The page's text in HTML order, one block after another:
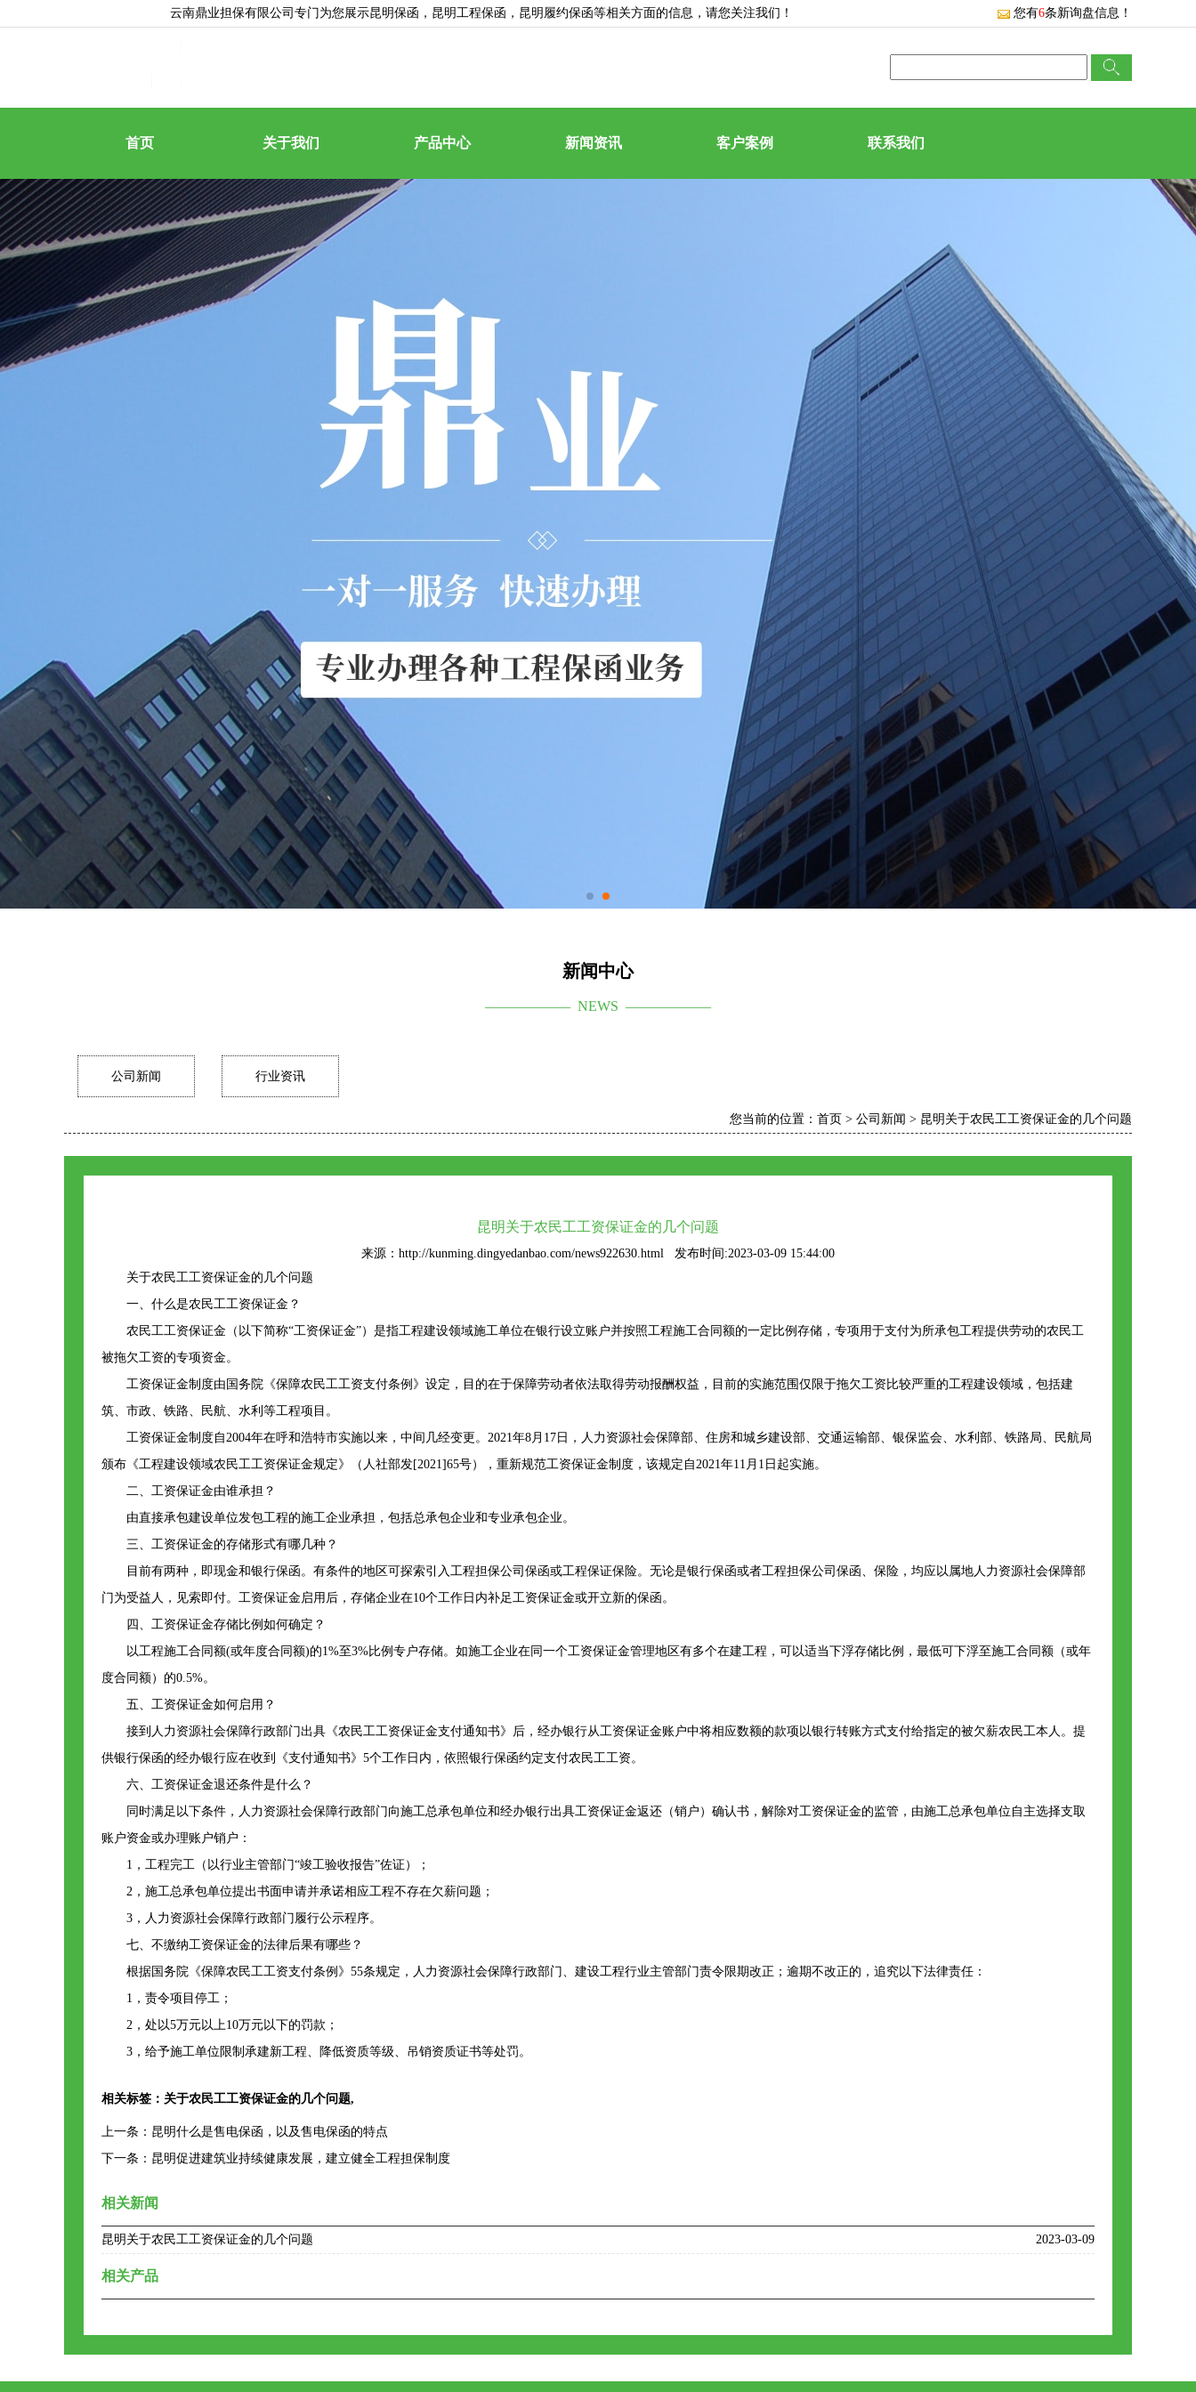
云南鼎业担保有限公司专门为您展示昆明保函 ，昆明工程保函，昆明履约保函等相关方面的信息，请您关注我们！ 您有6条新询盘信息！
首页 关于我们 产品中心 新闻资讯 客户案例 联系我们
新闻中心
—————— NEWS ——————
公司新闻 行业资讯
您当前的位置： 首页 > 公司新闻 > 昆明关于农民工工资保证金的几个问题
昆明关于农民工工资保证金的几个问题
来源：http://kunming.dingyedanbao.com/news922630.html 发布时间:2023-03-09 15:44:00
关于农民工工资保证金的几个问题
一、什么是农民工工资保证金？
农民工工资保证金（以下简称“工资保证金”）是指工程建设领域施工单位在银行设立账户并按照工程施工合同额的一定比例存储，专项用于支付为所承包工程提供劳动的农民工
被拖欠工资的专项资金。
工资保证金制度由国务院《保障农民工工资支付条例》设定，目的在于保障劳动者依法取得劳动报酬权益，目前的实施范围仅限于拖欠工资比较严重的工程建设领域，包括建
筑、市政、铁路、民航、水利等工程项目。
工资保证金制度自2004年在呼和浩特市实施以来，中间几经变更。2021年8月17日，人力资源社会保障部、住房和城乡建设部、交通运输部、银保监会、水利部、铁路局、民航局
颁布《工程建设领域农民工工资保证金规定》（人社部发[2021]65号），重新规范工资保证金制度，该规定自2021年11月1日起实施。
二、工资保证金由谁承担？
由直接承包建设单位发包工程的施工企业承担，包括总承包企业和专业承包企业。
三、工资保证金的存储形式有哪几种？
目前有两种，即现金和银行保函。有条件的地区可探索引入工程担保公司保函或工程保证保险。无论是银行保函或者工程担保公司保函、保险，均应以属地人力资源社会保障部
门为受益人，见索即付。工资保证金启用后，存储企业在10个工作日内补足工资保证金或开立新的保函。
四、工资保证金存储比例如何确定？
以工程施工合同额(或年度合同额)的1%至3%比例专户存储。如施工企业在同一个工资保证金管理地区有多个在建工程，可以适当下浮存储比例，最低可下浮至施工合同额（或年
度合同额）的0.5%。
五、工资保证金如何启用？
接到人力资源社会保障行政部门出具《农民工工资保证金支付通知书》后，经办银行从工资保证金账户中将相应数额的款项以银行转账方式支付给指定的被欠薪农民工本人。提
供银行保函的经办银行应在收到《支付通知书》5个工作日内，依照银行保函约定支付农民工工资。
六、工资保证金退还条件是什么？
同时满足以下条件，人力资源社会保障行政部门向施工总承包单位和经办银行出具工资保证金返还（销户）确认书，解除对工资保证金的监管，由施工总承包单位自主选择支取
账户资金或办理账户销户：
1，工程完工（以行业主管部门“竣工验收报告”佐证）；
2，施工总承包单位提出书面申请并承诺相应工程不存在欠薪问题；
3，人力资源社会保障行政部门履行公示程序。
七、不缴纳工资保证金的法律后果有哪些？
根据国务院《保障农民工工资支付条例》55条规定，人力资源社会保障行政部门、建设工程行业主管部门责令限期改正；逾期不改正的，追究以下法律责任：
1，责令项目停工；
2，处以5万元以上10万元以下的罚款；
3，给予施工单位限制承建新工程、降低资质等级、吊销资质证书等处罚。
相关标签： 关于农民工工资保证金的几个问题,
上一条： 昆明什么是售电保函，以及售电保函的特点
下一条： 昆明促进建筑业持续健康发展，建立健全工程担保制度
相关新闻
昆明关于农民工工资保证金的几个问题 2023-03-09
相关产品